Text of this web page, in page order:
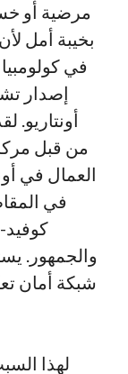
مرضية أو
في
إصدار
أونتاريو.
من قبل
العمال في
في
والجمهور.
شبكة أمان
لهذا